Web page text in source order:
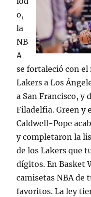
o,
la
NB
A
se fortaleció con
Lakers a Los
a San Francisco, y
Filadelfia. Green y
Caldwell-Pope
y completaron la
de los Lakers que
dígitos. En Basket
camisetas NBA de
favoritos. La ley